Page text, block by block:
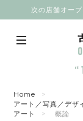
次の店舗オー
Home
アート／写真／デザ
アート
概論